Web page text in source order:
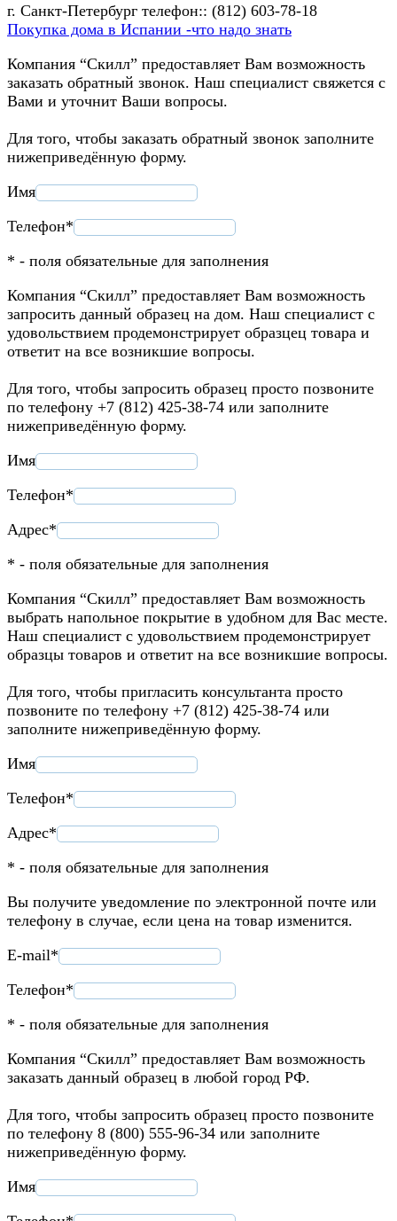
г. Санкт-Петербург телефон:: (812) 603-78-18
Покупка дома в Испании -что надо знать
Компания “Скилл” предоставляет Вам возможность
заказать обратный звонок. Наш специалист свяжется с
Вами и уточнит Ваши вопросы.
Для того, чтобы заказать обратный звонок заполните
нижеприведённую форму.
Имя
Телефон*
* - поля обязательные для заполнения
Компания “Скилл” предоставляет Вам возможность
запросить данный образец на дом. Наш специалист с
удовольствием продемонстрирует образцец товара и
ответит на все возникшие вопросы.
Для того, чтобы запросить образец просто позвоните
по телефону +7 (812) 425-38-74 или заполните
нижеприведённую форму.
Имя
Телефон*
Адрес*
* - поля обязательные для заполнения
Компания “Скилл” предоставляет Вам возможность
выбрать напольное покрытие в удобном для Вас месте.
Наш специалист с удовольствием продемонстрирует
образцы товаров и ответит на все возникшие вопросы.
Для того, чтобы пригласить консультанта просто
позвоните по телефону +7 (812) 425-38-74 или
заполните нижеприведённую форму.
Имя
Телефон*
Адрес*
* - поля обязательные для заполнения
Вы получите уведомление по электронной почте или
телефону в случае, если цена на товар изменится.
E-mail*
Телефон*
* - поля обязательные для заполнения
Компания “Скилл” предоставляет Вам возможность
заказать данный образец в любой город РФ.
Для того, чтобы запросить образец просто позвоните
по телефону 8 (800) 555-96-34 или заполните
нижеприведённую форму.
Имя